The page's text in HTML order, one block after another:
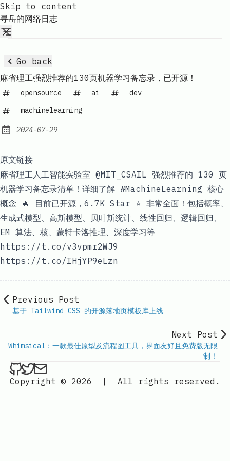
Skip to content
寻岳的网络日志
Go back
麻省理工强烈推荐的130页机器学习备忘录，已开源！
opensource ai
dev
machinelearning
Published:
2024-07-29
原文链接
麻省理工人工智能实验室 @MIT_CSAIL 强烈推荐的 130 页
机器学习备忘录清单！详细了解 #MachineLearning 核心
概念 🔥 目前已开源，6.7K Star ⭐️ 非常全面！包括概率、
生成式模型、高斯模型、贝叶斯统计、线性回归、逻辑回归、
EM 算法、核、蒙特卡洛推理、深度学习等
https://t.co/v3vpmr2WJ9
https://t.co/IHjYP9eLzn
Previous Post
基于 Tailwind CSS 的开源落地页模板库上线
Next Post
Whimsical：一款最佳原型及流程图工具，界面友好且免费版无限
制！
ethan4768 on Github
ethan4768 on Twitter
Send an email to
Copyright © 2026
| All rights reserved.